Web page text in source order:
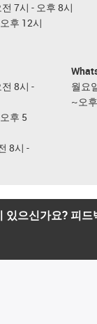
7시 - 오후 8시
후 12시
8시 -
후 5
8시 -
월요
~오
있으신가요? 피드